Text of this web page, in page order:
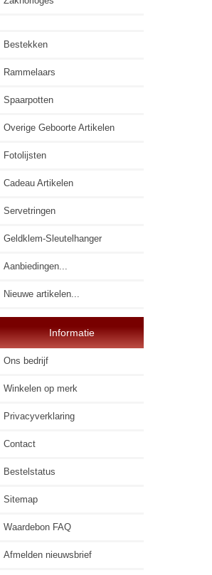
Bestekken
Rammelaars
Spaarpotten
Overige Geboorte Artikelen
Fotolijsten
Cadeau Artikelen
Servetringen
Geldklem-Sleutelhanger
Aanbiedingen...
Nieuwe artikelen...
Informatie
Ons bedrijf
Winkelen op merk
Privacyverklaring
Contact
Bestelstatus
Sitemap
Waardebon FAQ
Afmelden nieuwsbrief